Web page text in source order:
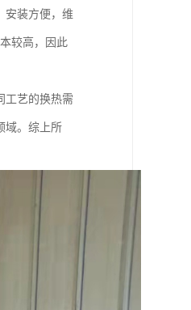
安装方便，维
较高，因此
工艺的换热需
域。综上所